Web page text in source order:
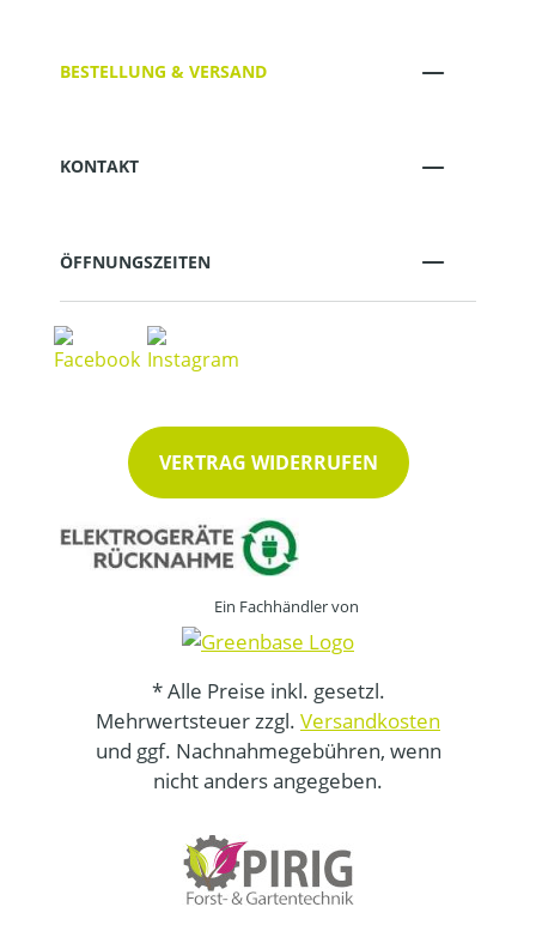
BESTELLUNG & VERSAND
KONTAKT
ÖFFNUNGSZEITEN
VERTRAG WIDERRUFEN
Ein Fachhändler von
* Alle Preise inkl. gesetzl.
Mehrwertsteuer zzgl. Versandkosten
und ggf. Nachnahmegebühren, wenn
nicht anders angegeben.